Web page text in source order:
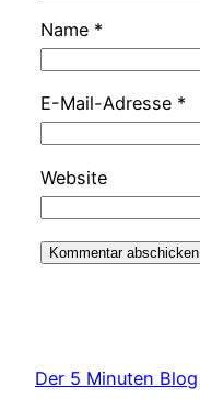
Name *
E-Mail-Adresse *
Website
Der 5 Minuten Blog